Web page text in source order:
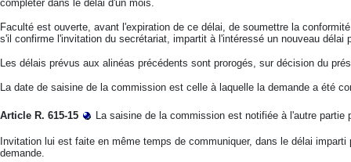
compléter dans le délai d'un mois.
Faculté est ouverte, avant l'expiration de ce délai, de soumettre la
s'il confirme l'invitation du secrétariat, impartit à l'intéressé un nouveau délai
Les délais prévus aux alinéas précédents sont prorogés, sur décision du
La date de saisine de la commission est celle à laquelle la demande a été
Article R. 615-15 La saisine de la commission est notifiée à l'autre partie
Invitation lui est faite en même temps de communiquer, dans le délai
demande.